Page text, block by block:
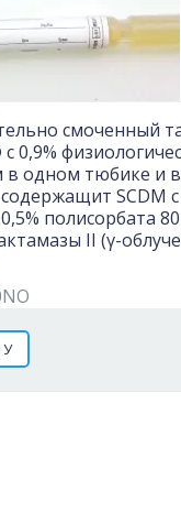
смоченный
0,9%
в одном тюбике и
SCDM с
полисорбата
II (γ-